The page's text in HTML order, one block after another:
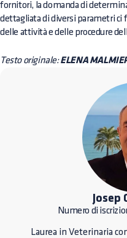
fornitori, la domanda di
dettagliata di diversi parametri ci
delle attività e delle procedure
Testo originale:ELENA
Numero di
Laurea in Veterinaria